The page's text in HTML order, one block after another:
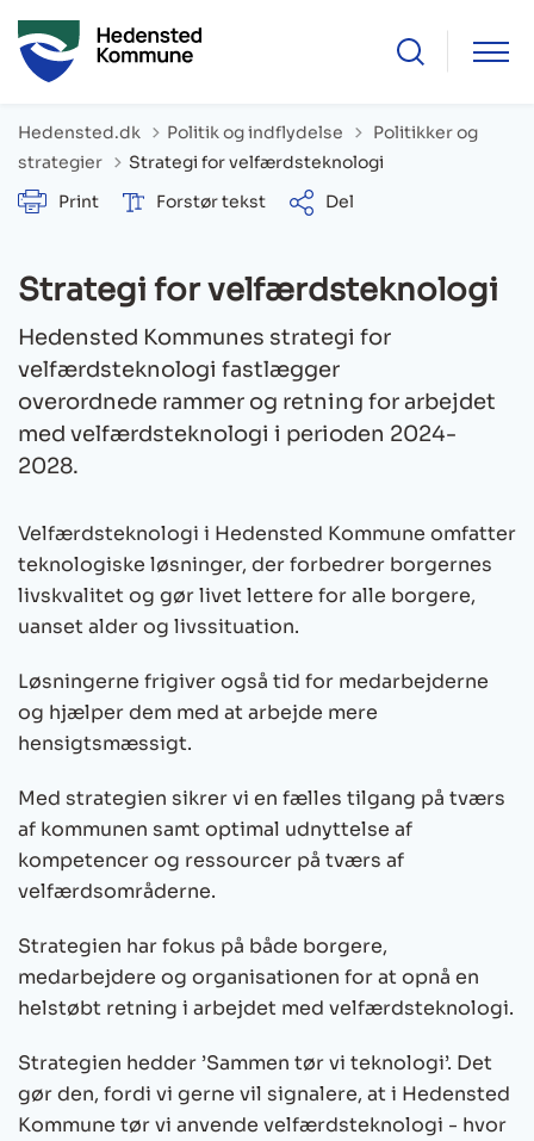
Hedensted.dk Politik og indflydelse Tilbage til
Politikker og
strategier
Strategi for velfærdsteknologi
Print
Forstør tekst Del
Strategi for velfærdsteknologi
Hedensted Kommunes strategi for
velfærdsteknologi fastlægger
overordnede rammer og retning for arbejdet
med velfærdsteknologi i perioden 2024-
2028.
Velfærdsteknologi i Hedensted Kommune omfatter
teknologiske løsninger, der forbedrer borgernes
livskvalitet og gør livet lettere for alle borgere,
uanset alder og livssituation.
Løsningerne frigiver også tid for medarbejderne
og hjælper dem med at arbejde mere
hensigtsmæssigt.
Med strategien sikrer vi en fælles tilgang på tværs
af kommunen samt optimal udnyttelse af
kompetencer og ressourcer på tværs af
velfærdsområderne.
Strategien har fokus på både borgere,
medarbejdere og organisationen for at opnå en
helstøbt retning i arbejdet med velfærdsteknologi.
Strategien hedder ’Sammen tør vi teknologi’. Det
gør den, fordi vi gerne vil signalere, at i Hedensted
Kommune tør vi anvende velfærdsteknologi - hvor